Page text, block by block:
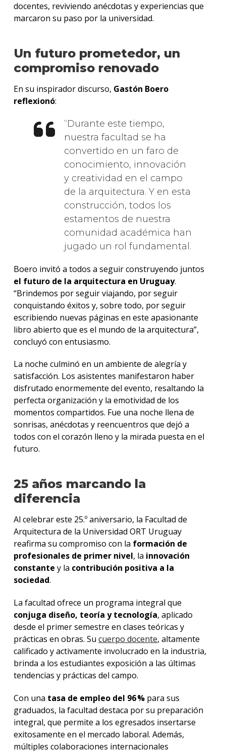
docentes, reviviendo anécdotas y experiencias que
marcaron su paso por la universidad.
Un futuro prometedor, un
compromiso renovado
En su inspirador discurso, Gastón Boero
reflexionó:
Durante este tiempo,
nuestra facultad se ha
convertido en un faro de
conocimiento, innovación
y creatividad en el campo
de la arquitectura. Y en esta
construcción, todos los
estamentos de nuestra
comunidad académica han
jugado un rol fundamental.
Boero invitó a todos a seguir construyendo juntos
el futuro de la arquitectura en Uruguay.
“Brindemos por seguir viajando, por seguir
conquistando éxitos y, sobre todo, por seguir
escribiendo nuevas páginas en este apasionante
libro abierto que es el mundo de la arquitectura”,
concluyó con entusiasmo.
La noche culminó en un ambiente de alegría y
satisfacción. Los asistentes manifestaron haber
disfrutado enormemente del evento, resaltando la
perfecta organización y la emotividad de los
momentos compartidos. Fue una noche llena de
sonrisas, anécdotas y reencuentros que dejó a
todos con el corazón lleno y la mirada puesta en el
futuro.
25 años marcando la
diferencia
Al celebrar este 25.º aniversario, la Facultad de
Arquitectura de la Universidad ORT Uruguay
reafirma su compromiso con la formación de
profesionales de primer nivel, la innovación
constante y la contribución positiva a la
sociedad.
La facultad ofrece un programa integral que
conjuga diseño, teoría y tecnología, aplicado
desde el primer semestre en clases teóricas y
prácticas en obras. Su cuerpo docente, altamente
calificado y activamente involucrado en la industria,
brinda a los estudiantes exposición a las últimas
tendencias y prácticas del campo.
Con una tasa de empleo del 96 %para sus
graduados, la facultad destaca por su preparación
integral, que permite a los egresados insertarse
exitosamente en el mercado laboral. Además,
múltiples colaboraciones internacionales